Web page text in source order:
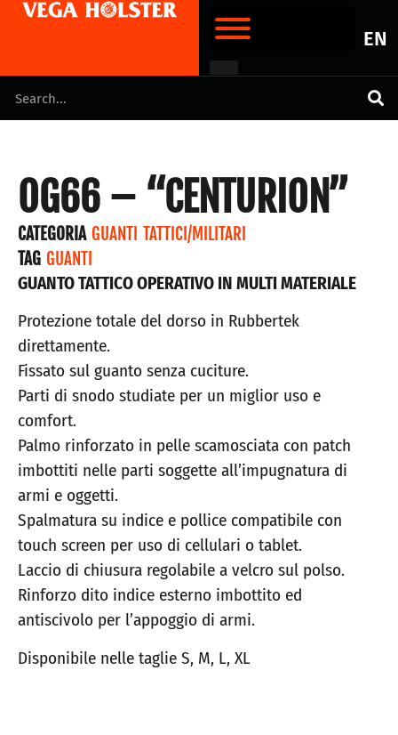
EN
OG66 – “CENTURION”
CATEGORIA GUANTI TATTICI/MILITARI
TAG GUANTI
GUANTO TATTICO OPERATIVO IN MULTI MATERIALE
Protezione totale del dorso in Rubbertek
direttamente.
Fissato sul guanto senza cuciture.
Parti di snodo studiate per un miglior uso e
comfort.
Palmo rinforzato in pelle scamosciata con patch
imbottiti nelle parti soggette all’impugnatura di
armi e oggetti.
Spalmatura su indice e pollice compatibile con
touch screen per uso di cellulari o tablet.
Laccio di chiusura regolabile a velcro sul polso.
Rinforzo dito indice esterno imbottito ed
antiscivolo per l’appoggio di armi.
Disponibile nelle taglie S, M, L, XL